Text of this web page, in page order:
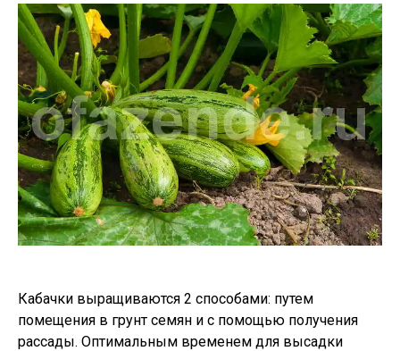
Кабачки выращиваются 2 способами: путем
помещения в грунт семян и с помощью получения
рассады. Оптимальным временем для высадки